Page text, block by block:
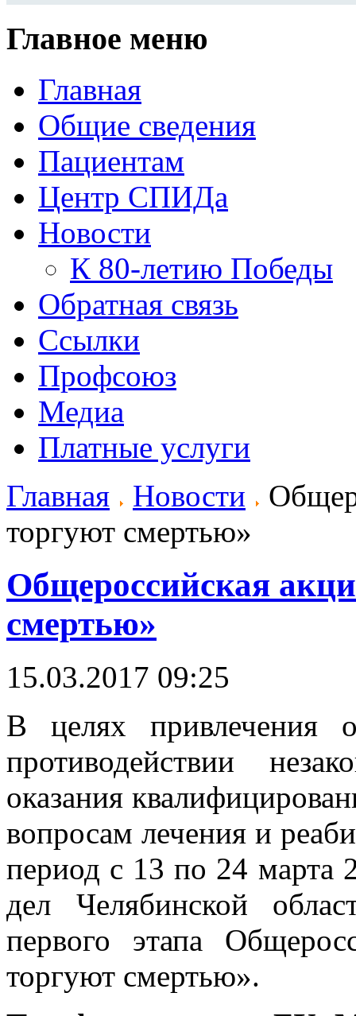
Главное меню
Главная
Общие сведения
Пациентам
Центр СПИДа
Новости
К 80-летию Победы
Обратная связь
Ссылки
Профсоюз
Медиа
Платные услуги
Главная
Новости
торгуют смертью»
Общероссийская
смертью»
15.03.2017 09:25
В целях привлечения
противодействии
оказания
вопросам лечения и
период с 13 по 24 марта
дел Челябинской
первого этапа
торгуют смертью».